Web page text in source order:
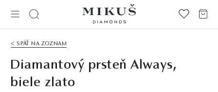
< SPÄŤ NA ZOZNAM
Diamantový prsteň Always,
biele zlato